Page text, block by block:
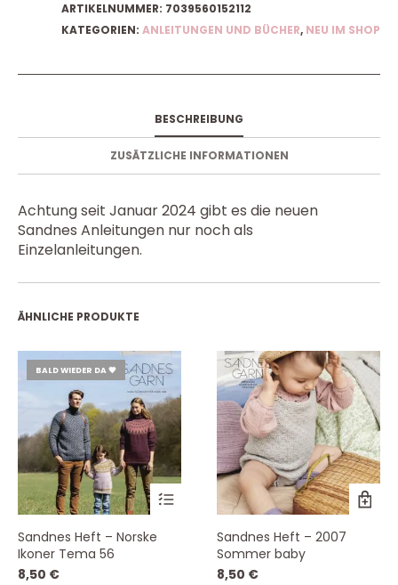
ARTIKELNUMMER: 7039560152112
KATEGORIEN: ANLEITUNGEN UND BÜCHER, NEU IM SHOP
BESCHREIBUNG
ZUSÄTZLICHE INFORMATIONEN
Achtung seit Januar 2024 gibt es die neuen
Sandnes Anleitungen nur noch als
Einzelanleitungen.
ÄHNLICHE PRODUKTE
BALD WIEDER DA 💗
Sandnes Heft – Norske
Ikoner Tema 56
8,50 €
Sandnes Heft – 2007
Sommer baby
8,50 €